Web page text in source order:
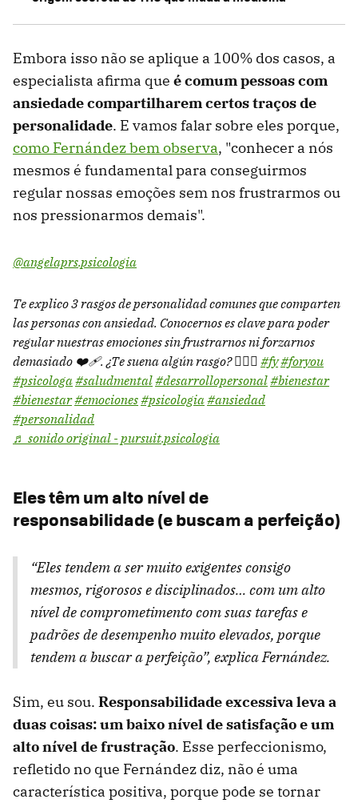
Embora isso não se aplique a 100% dos casos, a
especialista afirma que é comum pessoas com
ansiedade compartilharem certos traços de
personalidade. E vamos falar sobre eles porque,
como Fernández bem observa, "conhecer a nós
mesmos é fundamental para conseguirmos
regular nossas emoções sem nos frustrarmos ou
nos pressionarmos demais".
@angelaprs.psicologia
Te explico 3 rasgos de personalidad comunes que comparten
las personas con ansiedad. Conocernos es clave para poder
regular nuestras emociones sin frustrarnos ni forzarnos
demasiado ❤️‍🩹. ¿Te suena algún rasgo? 🙆🏻‍♀️ #fy#foryou
#psicologa#saludmental#desarrollopersonal#bienestar
#bienestar#emociones#psicologia#ansiedad
#personalidad
♬ sonido original - pursuit.psicologia
Eles têm um alto nível de
responsabilidade (e buscam a perfeição)
“Eles tendem a ser muito exigentes consigo
mesmos, rigorosos e disciplinados… com um alto
nível de comprometimento com suas tarefas e
padrões de desempenho muito elevados, porque
tendem a buscar a perfeição”, explica Fernández.
Sim, eu sou. Responsabilidade excessiva leva a
duas coisas: um baixo nível de satisfação e um
alto nível de frustração. Esse perfeccionismo,
refletido no que Fernández diz, não é uma
característica positiva, porque pode se tornar